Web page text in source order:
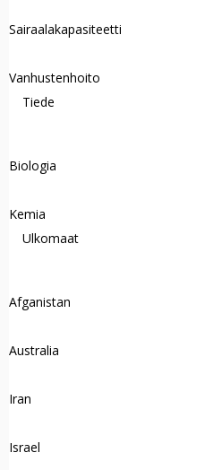
Sairaalakapasiteetti
Vanhustenhoito
Tiede
Biologia
Kemia
Ulkomaat
Afganistan
Australia
Iran
Israel